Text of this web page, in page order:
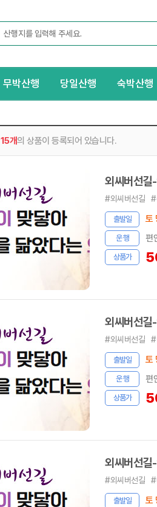
무박산행 당일산행 숙박산행
15개의 상품이 등록되어 있습니다.
외씨버선길
#외씨버선길 #
출발일 토
운 행 편
상품가
외씨버선길
#외씨버선길 #
출발일 토
운 행 편
상품가
외씨버선길
#외씨버선길 #
출발일 토